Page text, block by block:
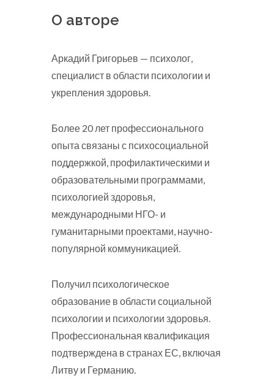
О авторе
Аркадий Григорьев — психолог,
специалист в области психологии и
укрепления здоровья.
Более 20 лет профессионального
опыта связаны с психосоциальной
поддержкой, профилактическими и
образовательными программами,
психологией здоровья,
международными НГО- и
гуманитарными проектами, научно-
популярной коммуникацией.
Получил психологическое
образование в области социальной
психологии и психологии здоровья.
Профессиональная квалификация
подтверждена в странах ЕС, включая
Литву и Германию.